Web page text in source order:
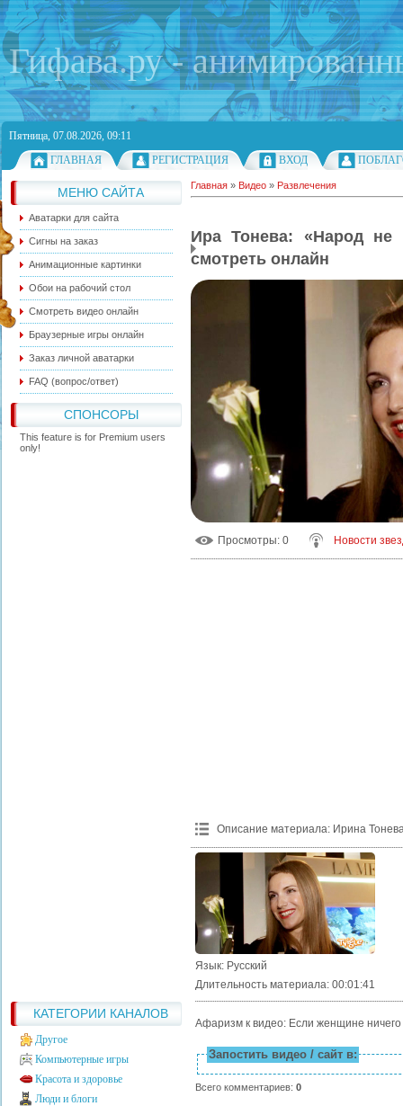
Гифава.ру -
Пятница, 07.08.2026, 09:11
ГЛАВНАЯ
РЕГИСТРАЦИЯ ВХОД
МЕНЮ САЙТА
Аватарки для сайта
Сигны на заказ
Анимационные картинки
Обои на рабочий стол
Смотреть видео онлайн
Браузерные игры онлайн
Заказ личной аватарки
FAQ (вопрос/ответ)
СПОНСОРЫ
This feature is for Premium users
only!
КАТЕГОРИИ КАНАЛОВ
Другое
Компьютерные игры
Красота и здоровье
Люди и блоги
Главная » Видео » Развлечения
Ира Тонева: «Народ не
смотреть онлайн
Просмотры: 0 Новости
Описание материала: Ирина
Язык: Русский
Длительность материала: 00:01:41
Афаризм к видео: Если женщине
Запостить видео / сайт в:
Всего комментариев: 0